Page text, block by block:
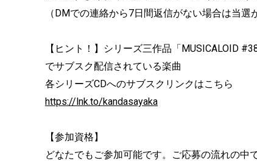
（DMでの連絡から7日間返信がない場合は当選
【ヒント！】シリーズ三作品「MUSICALOID
でサブスク配信されている楽曲
各シリーズCDへのサブスクリンクはこちら
https://lnk.to/kandasayaka
【参加資格】
どなたでもご参加可能です。ご応募の流れの